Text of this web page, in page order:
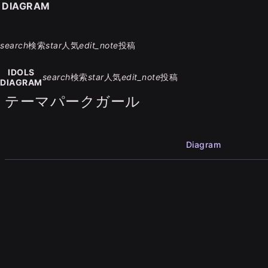
search検索star人気edit_note投稿
IDOLS
DIAGRAM
search検索star人気edit_note投稿
テーマパークガール
Diagram